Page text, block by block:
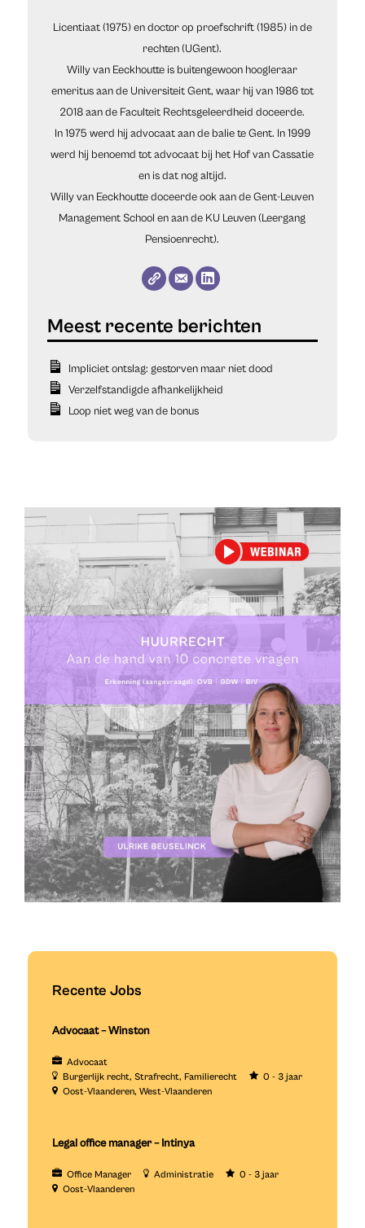
Licentiaat (1975) en doctor op proefschrift (1985) in de
rechten (UGent).
Willy van Eeckhoutte is buitengewoon hoogleraar
emeritus aan de Universiteit Gent, waar hij van 1986 tot
2018 aan de Faculteit Rechtsgeleerdheid doceerde.
In 1975 werd hij advocaat aan de balie te Gent. In 1999
werd hij benoemd tot advocaat bij het Hof van Cassatie
en is dat nog altijd.
Willy van Eeckhoutte doceerde ook aan de Gent-Leuven
Management School en aan de KU Leuven (Leergang
Pensioenrecht).
Impliciet ontslag: gestorven maar niet dood
Verzelfstandigde afhankelijkheid
Loop niet weg van de bonus
Recente Jobs
Advocaat – Winston
Advocaat
Burgerlijk recht Strafrecht Familierecht
0 - 3 jaar
Oost-Vlaanderen West-Vlaanderen
Legal office manager – Intinya
Office Manager Administratie
0 - 3 jaar
Oost-Vlaanderen